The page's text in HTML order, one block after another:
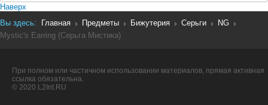
Наверх
Вы здесь:
Главная Предметы Бижутерия Серьги
NG
Mystic's Earring (Серьга Мистика)
При полном или частичном использовании материалов, прямая активная
ссылка обязательна.
© 2020 L2Int.RU